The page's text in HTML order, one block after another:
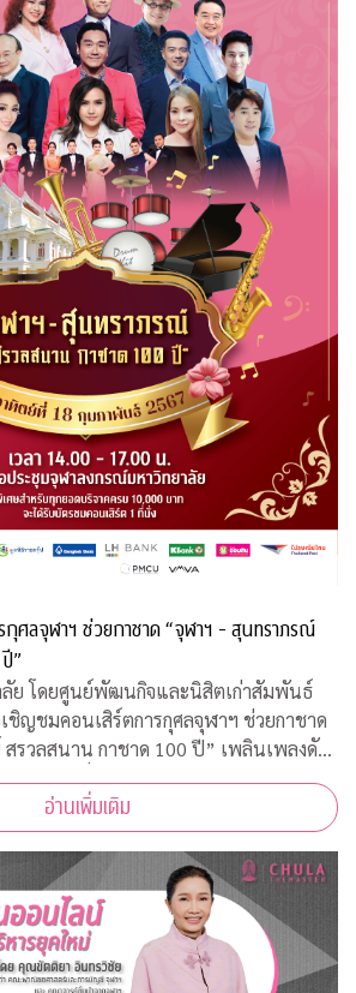
วยกาชาด “จุฬาฯ - สุนทราภรณ์
”
ย โดยศูนย์พัฒนกิจและนิสิตเก่าสัมพันธ์
าน กาชาด 100 ปี” เพลินเพลงดัง
ทราภรณ์ที่เราคุ้นเคยกว่า 40 บทเพลง
อ่านเพิ่มเติม